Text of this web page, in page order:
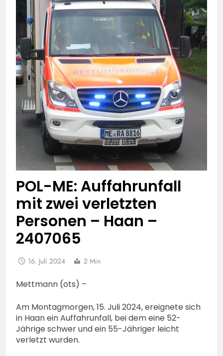
POL-ME: Auffahrunfall
mit zwei verletzten
Personen – Haan –
2407065
16. Juli 2024 2 Min
Mettmann (ots) –
Am Montagmorgen, 15. Juli 2024, ereignete sich
in Haan ein Auffahrunfall, bei dem eine 52-
Jährige schwer und ein 55-Jähriger leicht
verletzt wurden.